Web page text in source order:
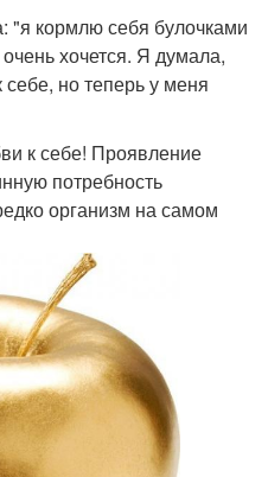
"я кормлю себя булочками
хочется. Я думала,
но теперь у меня
к себе! Проявление
потребность
организм на самом